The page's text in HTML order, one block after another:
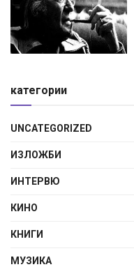
категории
UNCATEGORIZED
ИЗЛОЖБИ
ИНТЕРВЮ
КИНО
КНИГИ
МУЗИКА